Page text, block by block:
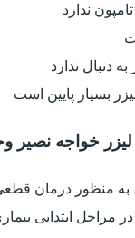
ندارد
دنبال ندارد
بسیار پایین است
خواجه نصیر
منظور درمان
ابتدایی